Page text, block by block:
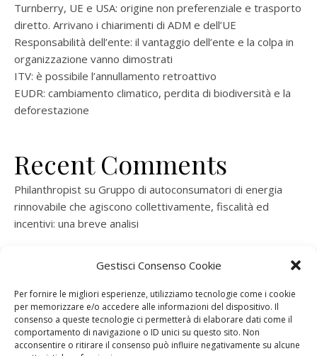
Gestisci Consenso Cookie
Per fornire le migliori esperienze, utilizziamo tecnologie come i cookie
per memorizzare e/o accedere alle informazioni del dispositivo. Il
consenso a queste tecnologie ci permetterà di elaborare dati come il
comportamento di navigazione o ID unici su questo sito. Non
acconsentire o ritirare il consenso può influire negativamente su alcune
Turnberry, UE e USA: origine non preferenziale e trasporto
diretto. Arrivano i chiarimenti di ADM e dell’UE
Responsabilità dell’ente: il vantaggio dell’ente e la colpa in
organizzazione vanno dimostrati
ITV: è possibile l’annullamento retroattivo
EUDR: cambiamento climatico, perdita di biodiversità e la
deforestazione
Recent Comments
Philanthropist su Gruppo di autoconsumatori di energia
rinnovabile che agiscono collettivamente, fiscalità ed
incentivi: una breve analisi
rinnovabile che agiscono collettivamente, fiscalità ed
ramatogelsuGruppo di autoconsumatori di energia
rinnovabile che agiscono collettivamente, fiscalità ed
incentivi: una breve analisi